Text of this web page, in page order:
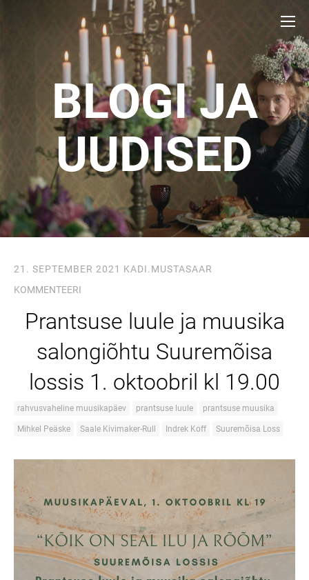
BLOGI JA
UUDISED
21. SEPTEMBER 2021 KADI.MUSTASAAR
KOMMENTEERI
Prantsuse luule ja muusika
salongiõhtu Suuremõisa
lossis 1. oktoobril kl 19.00
rahvusvaheline muusikapäev prantsuse luule prantsuse muusika
Mihkel Peäske Saale Kivimaker-Rull Indrek Koff Suuremõisa Loss